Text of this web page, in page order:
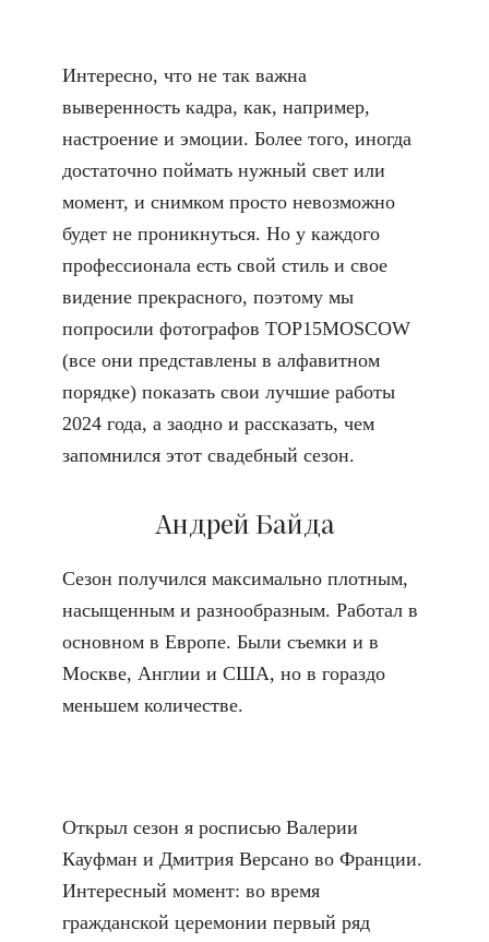
Интересно, что не так важна
выверенность кадра, как, например,
настроение и эмоции. Более того, иногда
достаточно поймать нужный свет или
момент, и снимком просто невозможно
будет не проникнуться. Но у каждого
профессионала есть свой стиль и свое
видение прекрасного, поэтому мы
попросили фотографов TOP15MOSCOW
(все они представлены в алфавитном
порядке) показать свои лучшие работы
2024 года, а заодно и рассказать, чем
запомнился этот свадебный сезон.
Андрей Байда
Сезон получился максимально плотным,
насыщенным и разнообразным. Работал в
основном в Европе. Были съемки и в
Москве, Англии и США, но в гораздо
меньшем количестве.
Открыл сезон я росписью Валерии
Кауфман и Дмитрия Версаново Франции.
Интересный момент: во время
гражданской церемонии первый ряд